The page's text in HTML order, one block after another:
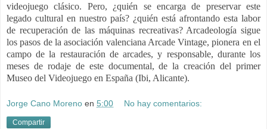
videojuego clásico. Pero, ¿quién se encarga de preservar este
legado cultural en nuestro país? ¿quién está afrontando esta labor
de recuperación de las máquinas recreativas? Arcadeología sigue
los pasos de la asociación valenciana Arcade Vintage, pionera en el
campo de la restauración de arcades, y responsable, durante los
meses de rodaje de este documental, de la creación del primer
Museo del Videojuego en España (Ibi, Alicante).
Jorge Cano Moreno en 5:00 No hay comentarios:
Compartir